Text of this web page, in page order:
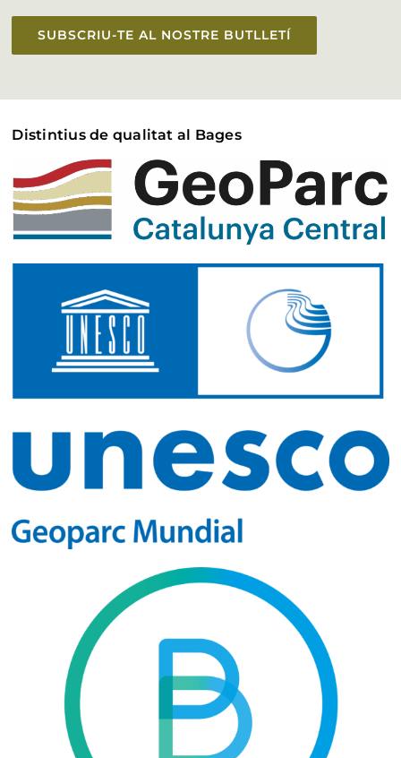
SUBSCRIU-TE AL NOSTRE BUTLLETÍ
Distintius de qualitat al Bages